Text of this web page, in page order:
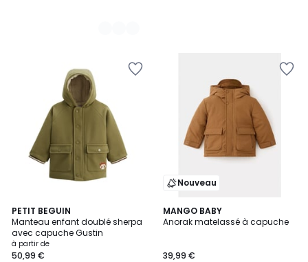
PETIT BEGUIN
Manteau enfant doublé sherpa
avec capuche Gustin
à partir de
50,99 €
1
/
5
Nouveau
MANGO BABY
Anorak matelassé à capuche
39,99 €